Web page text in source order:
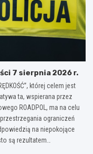
7 sierpnia 2026 r.
której celem jest
ta, wspierana przez
ROADPOL, ma na celu
ograniczeń
na niepokojące
są rezultatem…